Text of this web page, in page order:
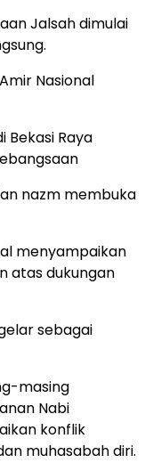
Jalsah dimulai
Nasional
Bekasi Raya
nazm membuka
menyampaikan
atas dukungan
sebagai
masing
Nabi
konflik
muhasabah diri.